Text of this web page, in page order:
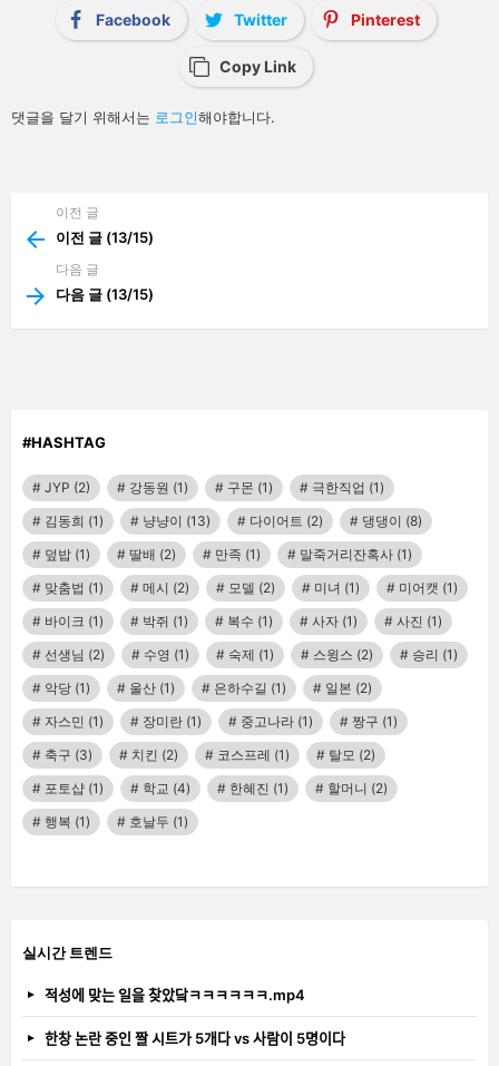
Facebook Twitter Pinterest
Copy Link
답
글
댓글을 달기 위해서는 로그인해야합니다.
more
이전 글
이전 글 (13/15)
다음 글
다음 글 (13/15)
#HASHTAG
JYP (2) 강동원 (1) 구몬 (1) 극한직업 (1)
김동희 (1) 냥냥이 (13) 다이어트 (2) 댕댕이 (8)
덮밥 (1) 딸배 (2) 만족 (1) 말죽거리잔혹사 (1)
맞춤법 (1) 메시 (2) 모델 (2) 미녀 (1) 미어캣 (1)
바이크 (1) 박쥐 (1) 복수 (1) 사자 (1) 사진 (1)
선생님 (2) 수영 (1) 숙제 (1) 스윙스 (2) 승리 (1)
악당 (1) 울산 (1) 은하수길 (1) 일본 (2)
자스민 (1) 장미란 (1) 중고나라 (1) 짱구 (1)
축구 (3) 치킨 (2) 코스프레 (1) 탈모 (2)
포토샵 (1) 학교 (4) 한혜진 (1) 할머니 (2)
행복 (1) 호날두 (1)
실시간 트렌드
적성에 맞는 일을 찾았닼ㅋㅋㅋㅋㅋㅋ.mp4
한창 논란 중인 짤 시트가 5개다 vs 사람이 5명이다